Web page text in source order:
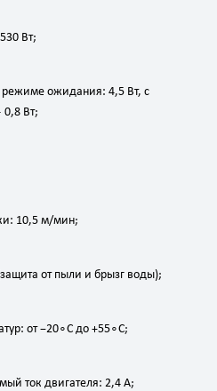
530 Вт;
режиме ожидания: 4,5 Вт, с
0,8 Вт;
10,5 м/мин;
отпыли и брызг воды);
от−20∘C до +55∘C;
ток двигателя: 2,4 А;